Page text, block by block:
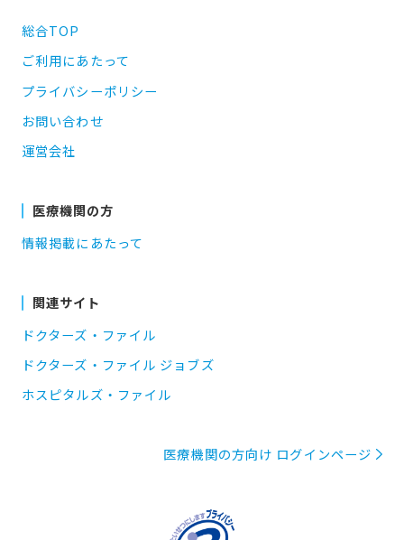
総合TOP
ご利用にあたって
プライバシーポリシー
お問い合わせ
運営会社
医療機関の方
情報掲載にあたって
関連サイト
ドクターズ・ファイル
ドクターズ・ファイル ジョブズ
ホスピタルズ・ファイル
医療機関の方向け ログインページ